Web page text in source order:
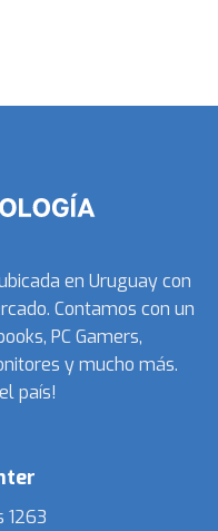
en Uruguay con
Contamos con un
PC Gamers,
y mucho más.
país!
1263